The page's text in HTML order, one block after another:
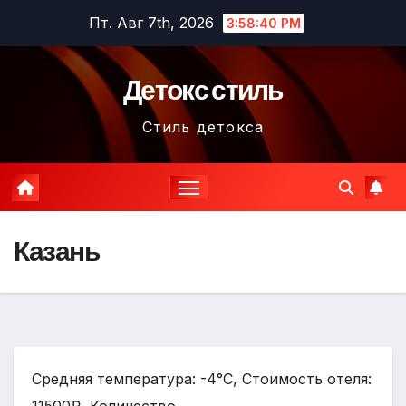
содержимому
Пт. Авг 7th, 2026 3:58:41 PM
Детокс стиль
Стиль детокса
Казань
Средняя температура: -4°C, Стоимость отеля: